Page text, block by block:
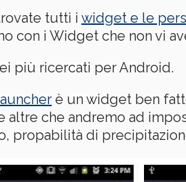
tutti i widget e le
con i Widget che non vi
più ricercati per Android.
è un widget ben
che andremo ad
propabilità di